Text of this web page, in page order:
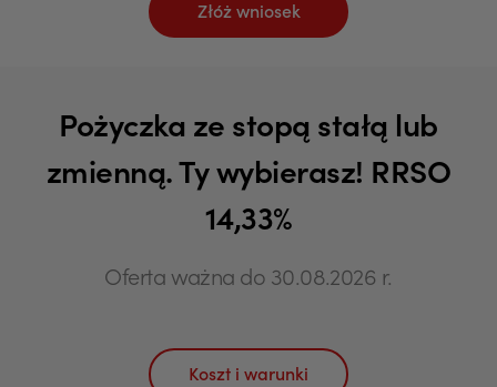
Złóż wniosek
Pożyczka ze stopą stałą lub
zmienną. Ty wybierasz! RRSO
14,33%
Oferta ważna do 30.08.2026 r.
Koszt i warunki